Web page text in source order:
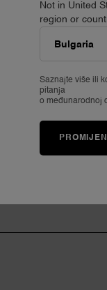
Not in United
region or
Saznajte više ili
pitanja
o međunarodnoj